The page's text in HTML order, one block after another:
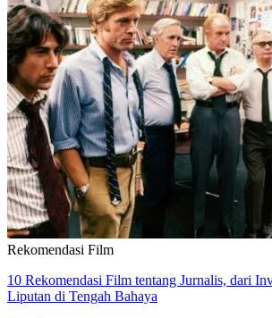
Rekomendasi Film
10 Rekomendasi Film tentang Jurnalis, dari
Liputan di Tengah Bahaya